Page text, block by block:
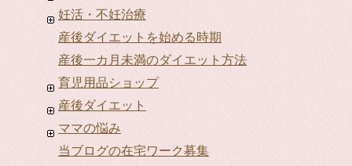
妊活・不妊治療
産後ダイエットを始める時期
産後一カ月未満のダイエット方法
育児用品ショップ
産後ダイエット
ママの悩み
当ブログの在宅ワーク募集